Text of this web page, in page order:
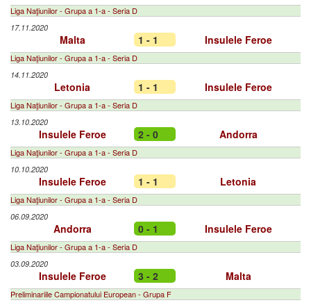
Liga Naţiunilor - Grupa a 1-a - Seria D
17.11.2020
Malta 1 - 1 Insulele Feroe
Liga Naţiunilor - Grupa a 1-a - Seria D
14.11.2020
Letonia 1 - 1 Insulele Feroe
Liga Naţiunilor - Grupa a 1-a - Seria D
13.10.2020
Insulele Feroe 2 - 0 Andorra
Liga Naţiunilor - Grupa a 1-a - Seria D
10.10.2020
Insulele Feroe 1 - 1 Letonia
Liga Naţiunilor - Grupa a 1-a - Seria D
06.09.2020
Andorra 0 - 1 Insulele Feroe
Liga Naţiunilor - Grupa a 1-a - Seria D
03.09.2020
Insulele Feroe 3 - 2 Malta
Preliminariile Campionatului European - Grupa F